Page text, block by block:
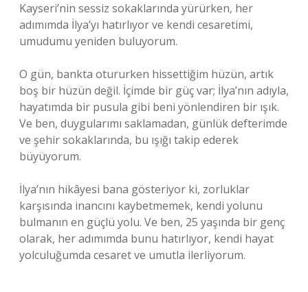
Kayseri’nin sessiz sokaklarında yürürken, her
adımımda İlya’yı hatırlıyor ve kendi cesaretimi,
umudumu yeniden buluyorum.
O gün, bankta otururken hissettiğim hüzün, artık
boş bir hüzün değil. İçimde bir güç var; İlya’nın adıyla,
hayatımda bir pusula gibi beni yönlendiren bir ışık.
Ve ben, duygularımı saklamadan, günlük defterimde
ve şehir sokaklarında, bu ışığı takip ederek
büyüyorum.
İlya’nın hikâyesi bana gösteriyor ki, zorluklar
karşısında inancını kaybetmemek, kendi yolunu
bulmanın en güçlü yolu. Ve ben, 25 yaşında bir genç
olarak, her adımımda bunu hatırlıyor, kendi hayat
yolculuğumda cesaret ve umutla ilerliyorum.